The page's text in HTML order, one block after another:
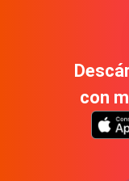
con